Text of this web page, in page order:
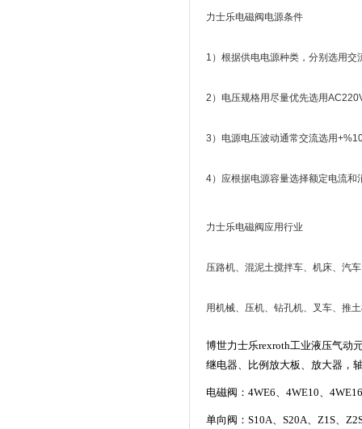
力士乐电磁阀电源条件
1）根据供电电源种类，分别选用
2）电压规格用尽量优先选用
3）电源电压波动通常交流选用
4）应根据电源容量选择额定电流和
力士乐电磁阀应用行业
压路机、混泥土搅拌车、机床、汽
用机械、压机、钻孔机、叉车、推
博世力士乐rexroth工业液压气动
继电器、比例放大板、放大器，
电磁阀：4WE6、4WE10、
单向阀：S10A、S20A、Z1S、